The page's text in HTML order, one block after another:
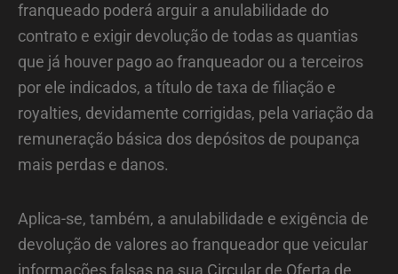
franqueado poderá arguir a anulabilidade do
contrato e exigir devolução de todas as quantias
que já houver pago ao franqueador ou a terceiros
por ele indicados, a título de taxa de filiação e
royalties, devidamente corrigidas, pela variação da
remuneração básica dos depósitos de poupança
mais perdas e danos.
Aplica-se, também, a anulabilidade e exigência de
devolução de valores ao franqueador que veicular
informações falsas na sua Circular de Oferta de